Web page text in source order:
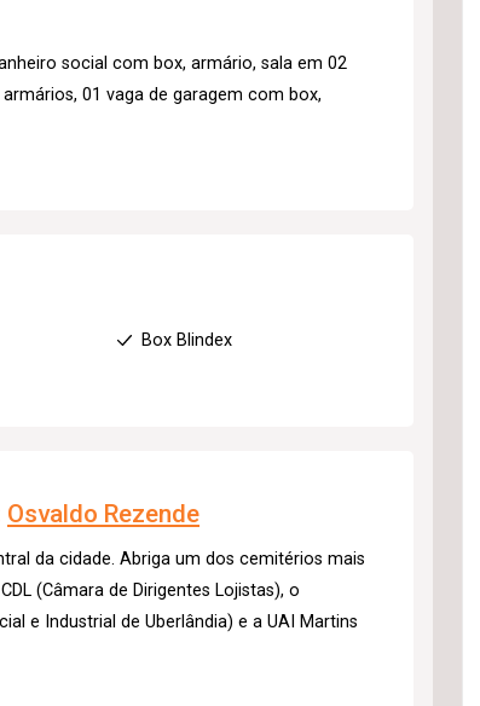
social com box, armário, sala em 02
01 vaga de garagem com box,
Box Blindex
Osvaldo Rezende
da cidade. Abriga um dos cemitérios mais
(Câmara de Dirigentes Lojistas), o
e Industrial de Uberlândia) e a UAI Martins